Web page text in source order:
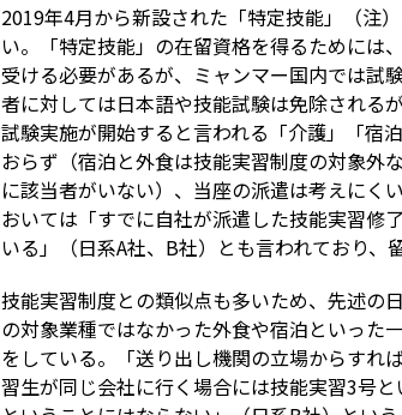
2019年4月から新設された「特定技能」（注
い。「特定技能」の在留資格を得るためには
受ける必要があるが、ミャンマー国内では試
者に対しては日本語や技能試験は免除される
試験実施が開始すると言われる「介護」「宿
おらず（宿泊と外食は技能実習制度の対象外
に該当者がいない）、当座の派遣は考えにく
おいては「すでに自社が派遣した技能実習修
いる」（日系A社、B社）とも言われており、
技能実習制度との類似点も多いため、先述の
の対象業種ではなかった外食や宿泊といった
をしている。「送り出し機関の立場からすれ
習生が同じ会社に行く場合には技能実習3号